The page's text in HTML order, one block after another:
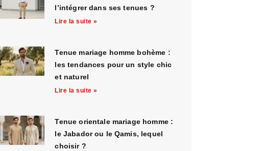
l’intégrer dans ses tenues ?
Lire la suite »
Tenue mariage homme bohème :
les tendances pour un style chic
et naturel
Lire la suite »
Tenue orientale mariage homme :
le Jabador ou le Qamis, lequel
choisir ?